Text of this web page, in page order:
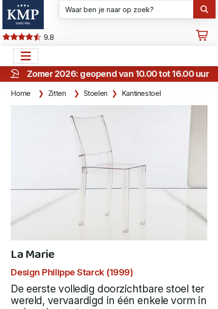
9.8
Zomer 2026: geopend van 10.00 tot 16.00 uur
Home Zitten Stoelen Kantinestoel
La Marie
Design Philippe Starck (1999)
De eerste volledig doorzichtbare stoel ter
wereld, vervaardigd in één enkele vorm in